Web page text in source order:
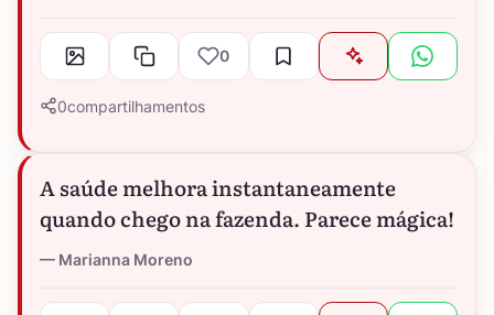
0
0compartilhamentos
A saúde melhora instantaneamente
quando chego na fazenda. Parece mágica!
Marianna Moreno